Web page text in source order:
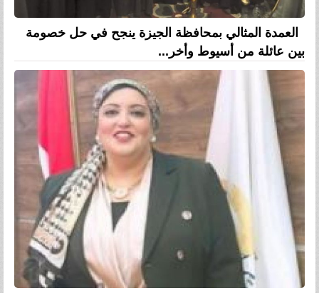
العمدة المثالي بمحافظة الجيزة ينجح في حل خصومة
بين عائلة من أسيوط وأخر...